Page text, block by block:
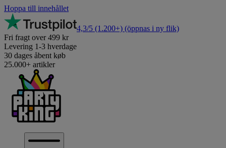
Hoppa till innehållet
4,3/5 (1.200+) (öppnas i ny flik)
Fri fragt over 499 kr
Levering 1-3 hverdage
30 dages åbent køb
25.000+ artikler